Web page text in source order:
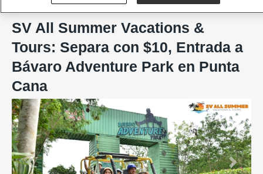
SV All Summer Vacations & Tours
SV All Summer Vacations &
Tours: Separa con $10, Entrada a
Bávaro Adventure Park en Punta
Cana
Previous Next